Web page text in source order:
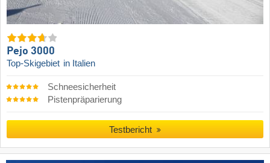
Pejo 3000
Top-Skigebiet in Italien
Schneesicherheit
Pistenpräparierung
Testbericht